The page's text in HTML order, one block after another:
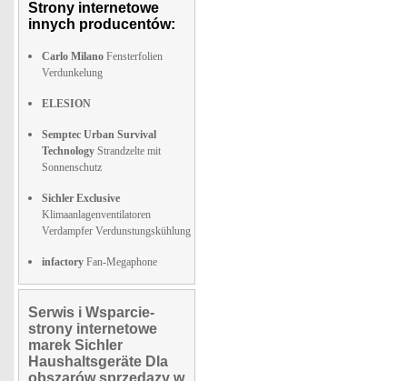
Strony internetowe
innych producentów:
Carlo Milano Fensterfolien
Verdunkelung
ELESION
Semptec Urban Survival
Technology Strandzelte mit
Sonnenschutz
Sichler Exclusive
Klimaanlagenventilatoren
Verdampfer Verdunstungskühlung
infactory Fan-Megaphone
Serwis i Wsparcie-
strony internetowe
marek Sichler
Haushaltsgeräte Dla
obszarów sprzedazy w